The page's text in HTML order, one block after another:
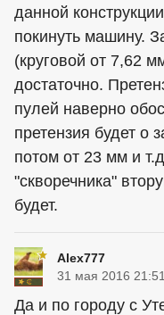
данной
покинуть машину.
(круговой от 7,62
достаточно.
пулей наверно
претензия будет о
потом от 23 мм и
"скворечника"
будет.
Alex777
31 мая 2016 21:51
Да и по городу с